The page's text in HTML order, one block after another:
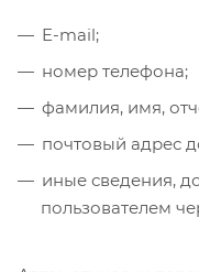
E-mail;
номер телефона;
фамилия, имя,
почтовый адрес
иные сведения,
пользователем